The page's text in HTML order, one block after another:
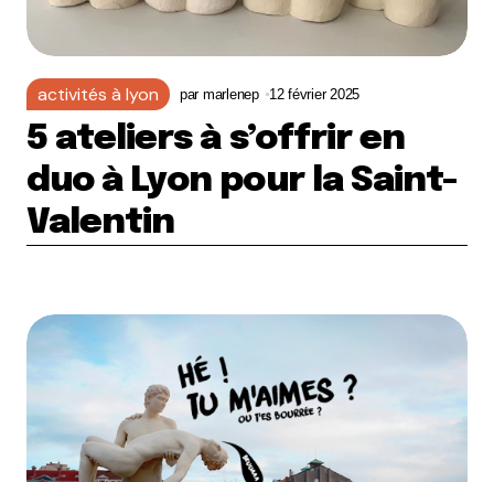
activités à lyon par marlenep 12 février 2025
5 ateliers à s’offrir en
duo à Lyon pour la Saint-
Valentin